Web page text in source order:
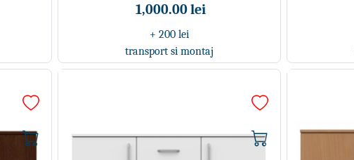
1,000.00 lei
+ 200 lei
transport si montaj